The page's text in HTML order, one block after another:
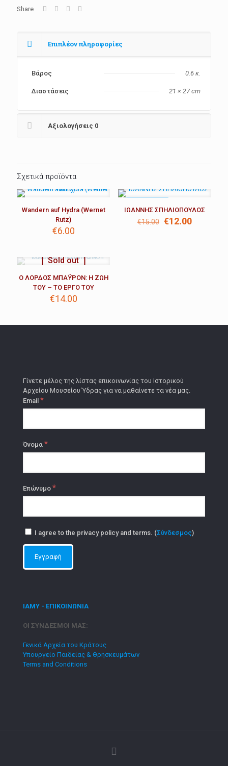
λαγός;"
Share
Επιπλέον πληροφορίες
Βάρος 0.6 κ.
Διαστάσεις 21 × 27 cm
Αξιολογήσεις 0
Σχετικά προϊόντα
Wandern auf Hydra (Wernet
Rutz)
€6.00
ΙΩΑΝΝΗΣ ΣΠΗΛΙΟΠΟΥΛΟΣ
€15.00 Original
€12.00Η
Sold out
Ο ΛΟΡΔΟΣ ΜΠΑΫΡΟΝ: Η ΖΩΗ
ΤΟΥ – ΤΟ ΕΡΓΟ ΤΟΥ
€14.00
Γίνετε μέλος της λίστας επικοινωνίας του Ιστορικού
Αρχείου Μουσείου Ύδρας για να μαθαίνετε τα νέα μας.
Email *
Όνομα *
Επώνυμο *
I agree to the privacy policy and terms. (Σύνδεσμος)
ΙΑΜΥ - ΕΠΙΚΟΙΝΩΝΙΑ
ΟΙ ΣΥΝΔΕΣΜΟΙ ΜΑΣ:
Γενικά Αρχεία του Κράτους
Υπουργείο Παιδείας & Θρησκευμάτων
Terms and Conditions